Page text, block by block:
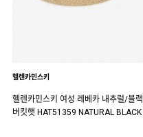
헬렌카민스키
헬렌카민스키 여성 레베카 내추럴/블랙
버킷햇 HAT51359 NATURAL BLACK